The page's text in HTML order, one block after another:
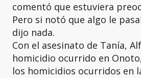
comentó que estuviera
Pero si notó que algo le
dijo nada.
Con el asesinato de Tanía,
homicidio ocurrido en
los homicidios ocurridos en